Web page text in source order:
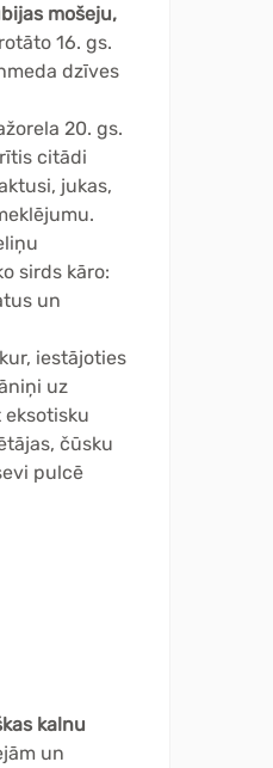
mošeju,
16. gs.
dzīves
20. gs.
citādi
jukas,
sirds kāro:
un
kur, iestājoties
uz
čūsku
pulcē
kalnu
un